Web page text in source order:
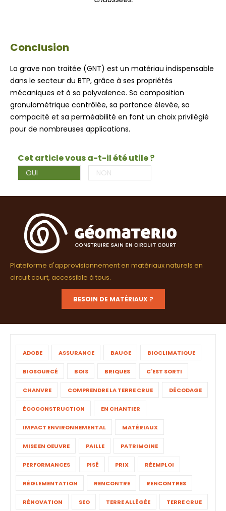
Conclusion
La grave non traitée (GNT) est un matériau indispensable
dans le secteur du BTP, grâce à ses propriétés
mécaniques et à sa polyvalence. Sa composition
granulométrique contrôlée, sa portance élevée, sa
compacité et sa perméabilité en font un choix privilégié
pour de nombreuses applications.
Cet article vous a-t-il été utile ?
OUI NON
Plateforme d'approvisionnement en matériaux naturels en
circuit court, accessible à tous.
BESOIN DE MATÉRIAUX ?
ADOBE ASSURANCE BAUGE BIOCLIMATIQUE
BIOSOURCÉ BOIS BRIQUES C'EST SORTI
CHANVRE COMPRENDRE LA TERRE CRUE DÉCODAGE
ÉCOCONSTRUCTION EN CHANTIER
IMPACT ENVIRONNEMENTAL MATÉRIAUX
MISE EN OEUVRE PAILLE PATRIMOINE
PERFORMANCES PISÉ PRIX RÉEMPLOI
RÉGLEMENTATION RENCONTRE RENCONTRES
RÉNOVATION SEO TERRE ALLÉGÉE TERRE CRUE